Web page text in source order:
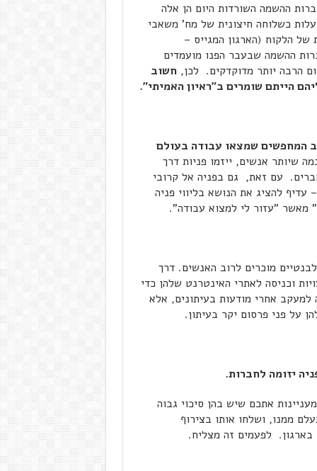
ההשמה השורדות היום הן אלה
כשלוחה חיצונית של מח' משאבי
של הלקוח (הארגון המגייס –
ההשמה שבעבר הפנו מועמדים
הרבה יותר מדוקדקים. לכן,חשוב
הייתם שומרים ב"ראיון האמיתי".
המחפשים שמצאו עבודה בעולם
שיותר אנשים, ייזמו פניות דרך
עם זאת, גם בפניה אל קרובי
להציג את הנושא בליווי פניה
מאשר "עזור לי למצוא עבודה".
מוכרים לרוב האנשים. דרך
וכניסה לאתרי האינטרנט שלהן כדי
אחרי מודעות בעיתונים, אלא
על פני פרסום יקר בעיתון.
יזומה לחברות.
אתכם שיש בהן סיכוי גבוה
ממנו, ושלחו אותו בצירוף
בארגון. לפעמים זה מצליח.